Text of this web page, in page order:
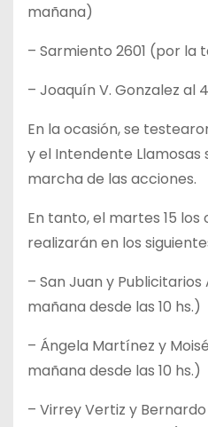
mañana)
– Sarmiento 2601 (por la
– Joaquín V. Gonzalez al
En la ocasión, se
y el Intendente Llamosas
marcha de las acciones.
En tanto, el martes 15 los
realizarán en los
– San Juan y
mañana desde las 10 hs.)
– Ángela Martínez y
mañana desde las 10 hs.)
– Virrey Vertiz y